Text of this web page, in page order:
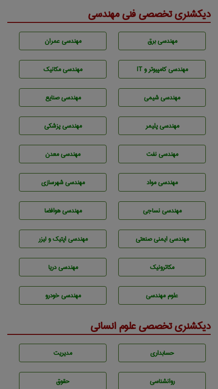
دیکشنری تخصصی فنی مهندسی
مهندسی برق مهندسی عمران
مهندسی كامپيوتر و IT مهندسی مکانیک
مهندسي شيمی مهندسی صنايع
مهندسی پليمر مهندسی پزشکی
مهندسی نفت مهندسی معدن
مهندسی مواد مهندسی شهرسازی
مهندسي نساجی مهندسی هوافضا
مهندسی ایمنی صنعتی مهندسی اپتیک و لیزر
مکاترونیک مهندسی دریا
علوم مهندسی مهندسی خودرو
دیکشنری تخصصی علوم انسانی
حسابداری مديريت
روانشناسی حقوق